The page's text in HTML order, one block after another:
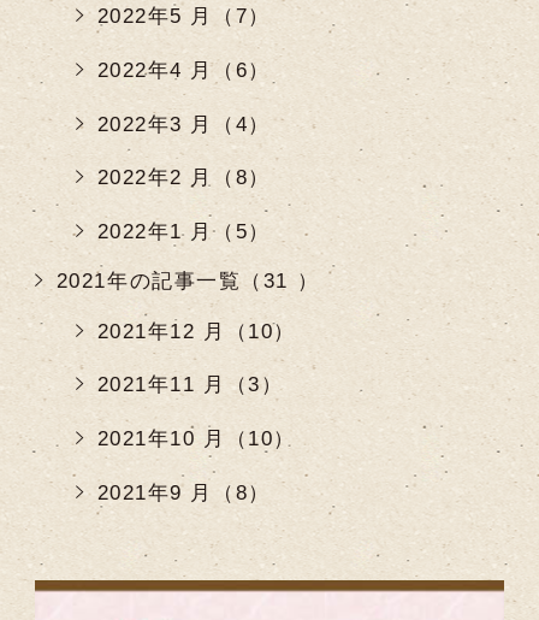
2022年5 月（7）
2022年4 月（6）
2022年3 月（4）
2022年2 月（8）
2022年1 月（5）
2021年の記事一覧（31 ）
2021年12 月（10）
2021年11 月（3）
2021年10 月（10）
2021年9 月（8）